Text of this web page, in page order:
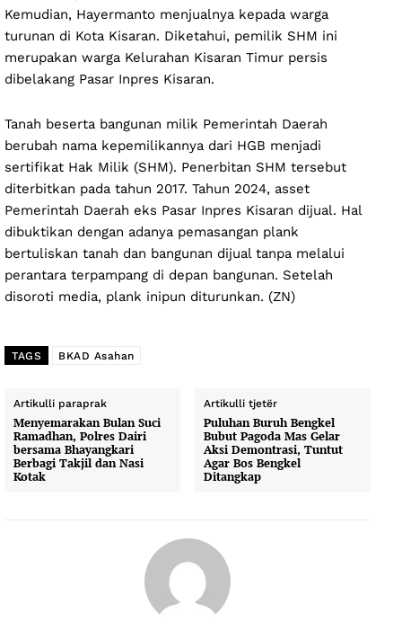
Kemudian, Hayermanto menjualnya kepada warga
turunan di Kota Kisaran. Diketahui, pemilik SHM ini
merupakan warga Kelurahan Kisaran Timur persis
dibelakang Pasar Inpres Kisaran.
Tanah beserta bangunan milik Pemerintah Daerah
berubah nama kepemilikannya dari HGB menjadi
sertifikat Hak Milik (SHM). Penerbitan SHM tersebut
diterbitkan pada tahun 2017. Tahun 2024, asset
Pemerintah Daerah eks Pasar Inpres Kisaran dijual. Hal
dibuktikan dengan adanya pemasangan plank
bertuliskan tanah dan bangunan dijual tanpa melalui
perantara terpampang di depan bangunan. Setelah
disoroti media, plank inipun diturunkan. (ZN)
TAGS BKAD Asahan
Artikulli paraprak
Menyemarakan Bulan Suci
Ramadhan, Polres Dairi
bersama Bhayangkari
Berbagi Takjil dan Nasi
Kotak
Artikulli tjetër
Puluhan Buruh Bengkel
Bubut Pagoda Mas Gelar
Aksi Demontrasi, Tuntut
Agar Bos Bengkel
Ditangkap